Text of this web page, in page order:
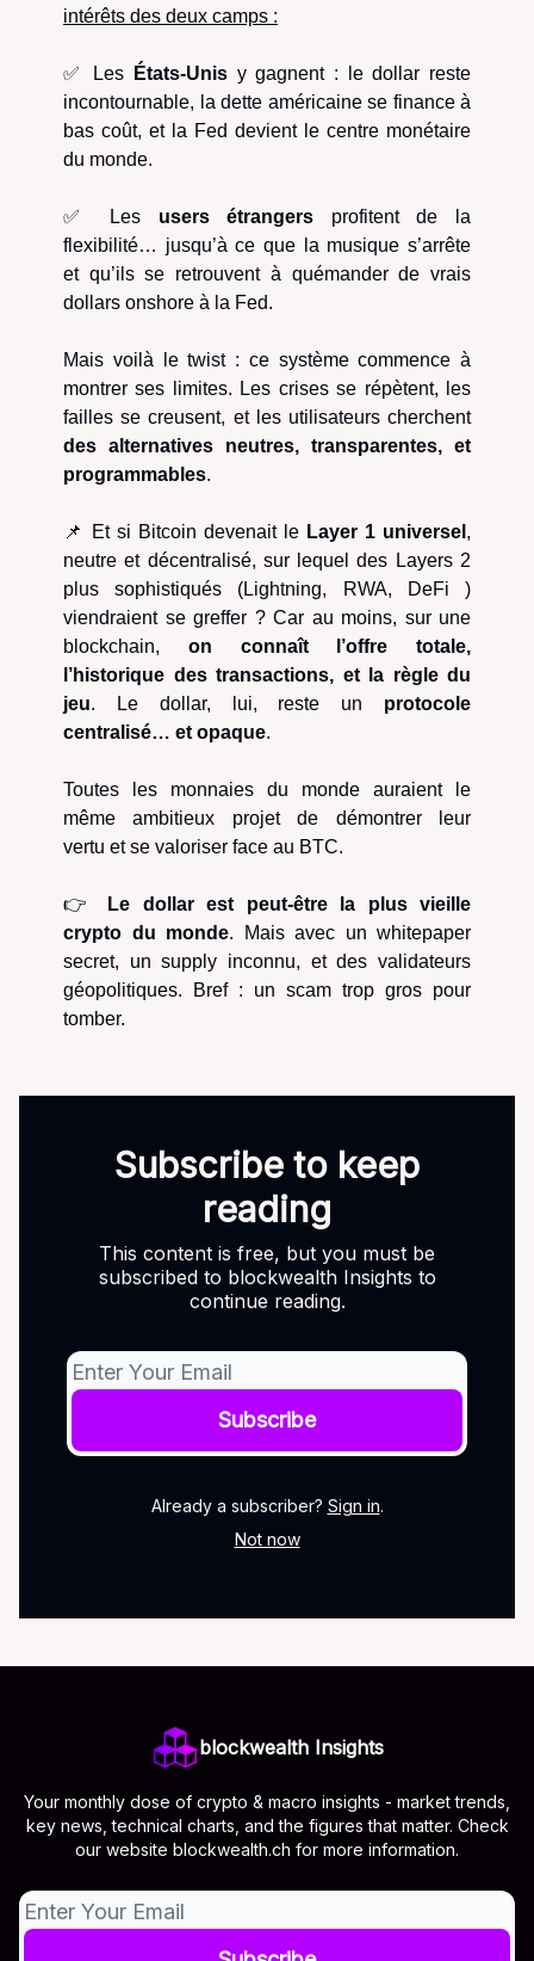
intérêts des deux camps :
✅ Les États-Unis y gagnent : le dollar reste
incontournable, la dette américaine se finance à
bas coût, et la Fed devient le centre monétaire
du monde.
✅ Les users étrangers profitent de la
flexibilité… jusqu’à ce que la musique s’arrête
et qu’ils se retrouvent à quémander de vrais
dollars onshore à la Fed.
Mais voilà le twist : ce système commence à
montrer ses limites. Les crises se répètent, les
failles se creusent, et les utilisateurs cherchent
des alternatives neutres, transparentes, et
programmables.
📌 Et si Bitcoin devenait le Layer 1 universel ,
neutre et décentralisé, sur lequel des Layers 2
plus sophistiqués (Lightning, RWA, DeFi )
viendraient se greffer ? Car au moins, sur une
blockchain, on connaît l’offre totale,
l’historique des transactions, et la règle du
jeu. Le dollar, lui, reste un protocole
centralisé… et opaque.
Toutes les monnaies du monde auraient le
même ambitieux projet de démontrer leur
vertu et se valoriser face au BTC.
👉
Le dollar est peut-être la plus vieille
crypto du monde. Mais avec un whitepaper
secret, un supply inconnu, et des validateurs
géopolitiques. Bref : un scam trop gros pour
tomber.
Subscribe to keep
reading
This content is free, but you must be
subscribed to blockwealth Insights to
continue reading.
Already a subscriber? Sign in.
Not now
blockwealth Insights
Your monthly dose of crypto & macro insights - market trends,
key news, technical charts, and the figures that matter. Check
our website blockwealth.ch for more information.